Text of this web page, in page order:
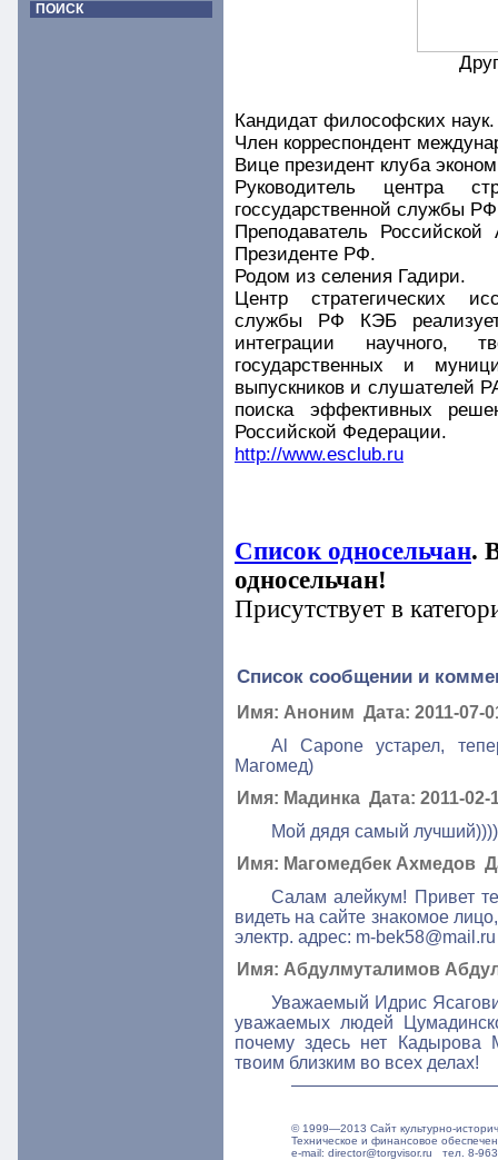
ПОИСК
Кандидат философских наук.
Член корреспондент
Вице президент клуба
Руководитель центра
госсударственной службы
Преподаватель
Президенте РФ.
Родом из селения Гадири.
Центр стратегических
службы РФ КЭБ реализует
интеграции научного,
государственных и
выпускников и слушателей
поиска эффективных
Российской Федерации.
http://www.esclub.ru
Список односельчан.
односельчан!
Присутствует в
Список сообщении и
Имя: Аноним Дата: 2011-07-
Al Сaрonе устарел,
Магомед)
Имя: Мадинка Дата: 2011-02-
Мой дядя самый
Имя: Магомедбек Ахмедов
Салам алейкум! Привет
видеть на сайте знакомое
электр. адрес: m-bek58@mail.ru
Имя: Абдулмуталимов
Уважаемый Идрис
уважаемых людей
почему здесь нет Кадырова
твоим близким во всех делах!
© 1999—2013 Сайт культурно-
Техническое и финансовое
e-mail: director@torgvisor.ru тел. 8-